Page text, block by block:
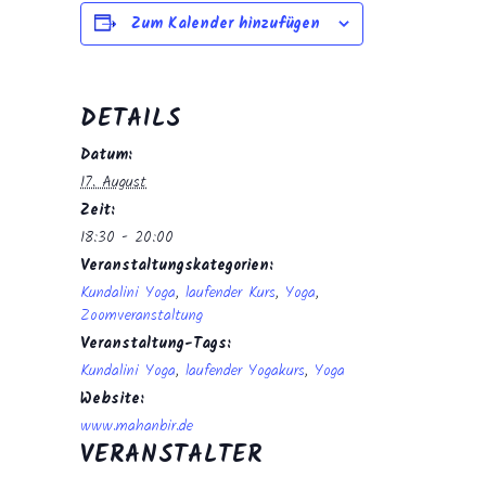
Zum Kalender hinzufügen
DETAILS
Datum:
17. August
Zeit:
18:30 - 20:00
Veranstaltungskategorien:
Kundalini Yoga, laufender Kurs, Yoga,
Zoomveranstaltung
Veranstaltung-Tags:
Kundalini Yoga, laufender Yogakurs, Yoga
Website:
www.mahanbir.de
VERANSTALTER